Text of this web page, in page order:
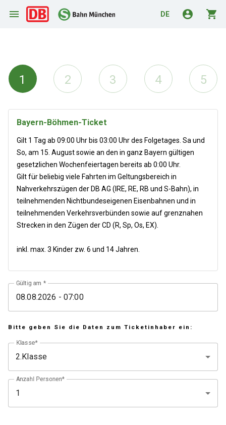
menu DE account_circle shopping_cart
1 2 3 4 5
Bayern-Böhmen-Ticket
Gilt 1 Tag ab 09:00 Uhr bis 03:00 Uhr des Folgetages. Sa und
So, am 15. August sowie an den in ganz Bayern gültigen
gesetzlichen Wochenfeiertagen bereits ab 0:00 Uhr.
Gilt für beliebig viele Fahrten im Geltungsbereich in
Nahverkehrszügen der DB AG (IRE, RE, RB und S-Bahn), in
teilnehmenden Nichtbundeseigenen Eisenbahnen und in
teilnehmenden Verkehrsverbünden sowie auf grenznahen
Strecken in den Zügen der CD (R, Sp, Os, EX).
inkl. max. 3 Kinder zw. 6 und 14 Jahren.
Gültig am
Bitte geben Sie die Daten zum Ticketinhaber ein:
Klasse*
Anzahl Personen*